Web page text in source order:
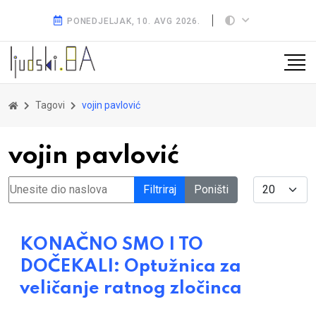
PONEDJELJAK, 10. AVG 2026.
Tagovi vojin pavlović
vojin pavlović
Unesite dio naslova Filtriraj Poništi Display #
KONAČNO SMO I TO
DOČEKALI: Optužnica za
veličanje ratnog zločinca